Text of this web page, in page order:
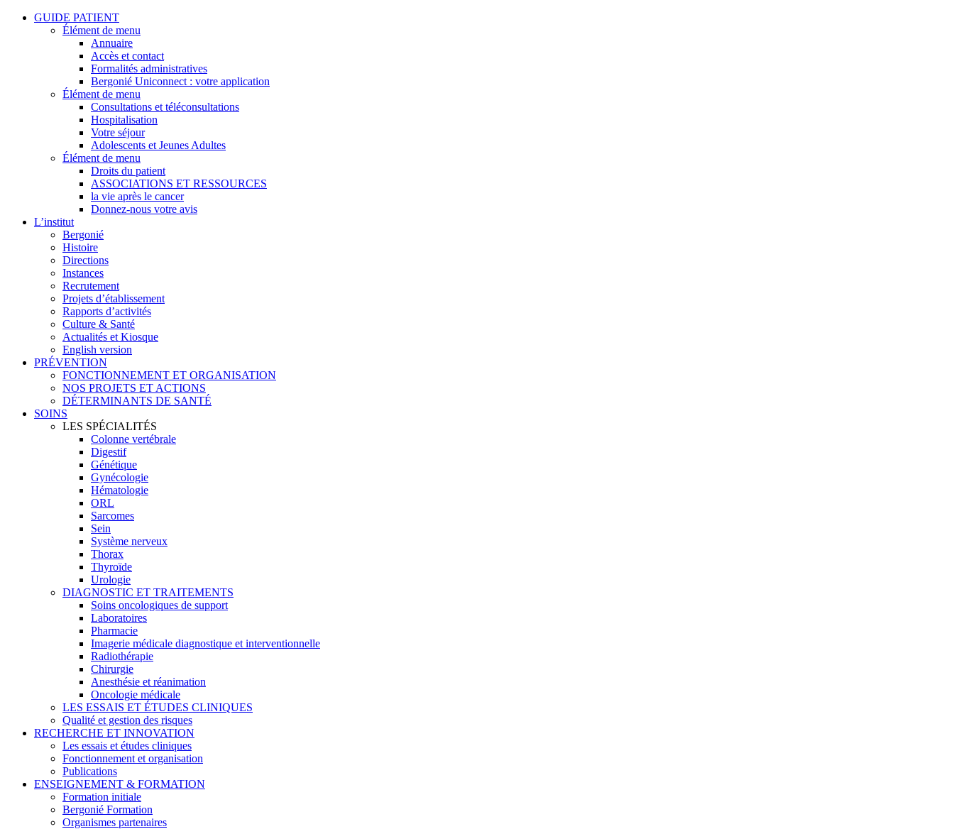
GUIDE PATIENT
Élément de menu
Annuaire
Accès et contact
Formalités administratives
Bergonié Uniconnect : votre application
Élément de menu
Consultations et téléconsultations
Hospitalisation
Votre séjour
Adolescents et Jeunes Adultes
Élément de menu
Droits du patient
ASSOCIATIONS ET RESSOURCES
la vie après le cancer
Donnez-nous votre avis
L’institut
Bergonié
Histoire
Directions
Instances
Recrutement
Projets d’établissement
Rapports d’activités
Culture & Santé
Actualités et Kiosque
English version
PRÉVENTION
FONCTIONNEMENT ET ORGANISATION
NOS PROJETS ET ACTIONS
DÉTERMINANTS DE SANTÉ
SOINS
LES SPÉCIALITÉS
Colonne vertébrale
Digestif
Génétique
Gynécologie
Hématologie
ORL
Sarcomes
Sein
Système nerveux
Thorax
Thyroïde
Urologie
DIAGNOSTIC ET TRAITEMENTS
Soins oncologiques de support
Laboratoires
Pharmacie
Imagerie médicale diagnostique et interventionnelle
Radiothérapie
Chirurgie
Anesthésie et réanimation
Oncologie médicale
LES ESSAIS ET ÉTUDES CLINIQUES
Qualité et gestion des risques
RECHERCHE ET INNOVATION
Les essais et études cliniques
Fonctionnement et organisation
Publications
ENSEIGNEMENT & FORMATION
Formation initiale
Bergonié Formation
Organismes partenaires